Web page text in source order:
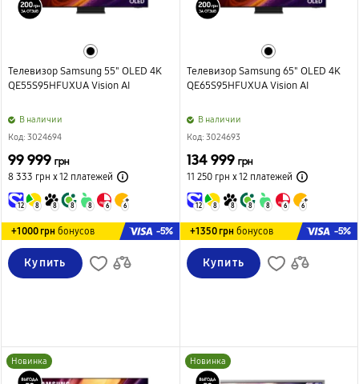
Телевизор Samsung 55" OLED 4K
QE55S95HFUXUA Vision AI
B наличии
Код: 3024694
99 999 грн
8 333 грн х 12 платежей
12 8 8 8 8 6 6
+1000 грн бонусов -5%
Купить
Телевизор Samsung 65" OLED 4K
QE65S95HFUXUA Vision AI
B наличии
Код: 3024693
134 999 грн
11 250 грн х 12платежей
12 8 8 8 8 6 6
+1350 грн бонусов -5%
Купить
Новинка Новинка